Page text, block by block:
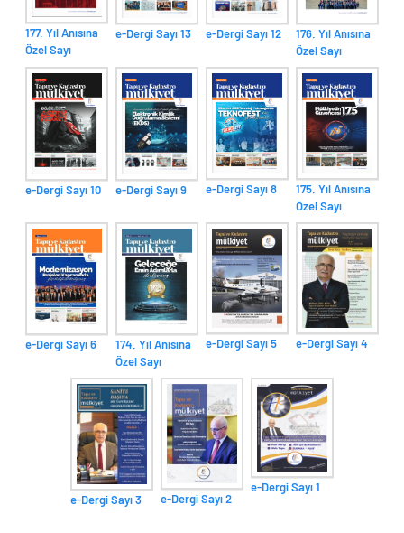
177. Yıl Anısına
Özel Sayı
e-Dergi Sayı 13 e-Dergi Sayı 12
176. Yıl Anısına
Özel Sayı
e-Dergi Sayı 10 e-Dergi Sayı 9 e-Dergi Sayı 8
175. Yıl Anısına
Özel Sayı
e-Dergi Sayı 6
174. Yıl Anısına
Özel Sayı
e-Dergi Sayı 5 e-Dergi Sayı 4
e-Dergi Sayı 3 e-Dergi Sayı 2
e-Dergi Sayı 1